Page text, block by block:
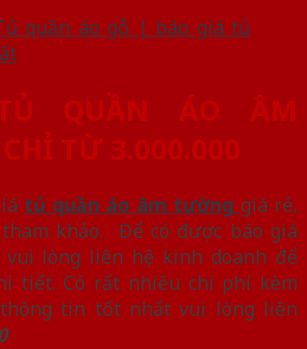
quần áo gỗ | báo giá tủ
QUẦN ÁO ÂM
TỪ 3.000.000
tủ quần áo âm tường giá rẻ,
khảo. Để có được báo giá
lòng liên hệ kinh doanh để
tiết. Có rất nhiều chi phí kèm
tin tốt nhất vui lòng liên